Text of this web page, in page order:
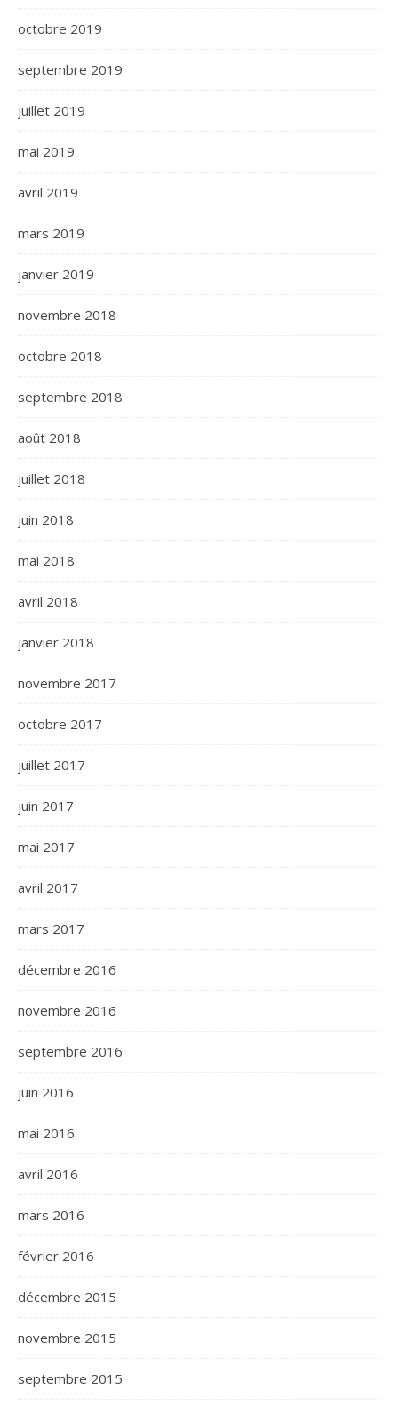
octobre 2019
septembre 2019
juillet 2019
mai 2019
avril 2019
mars 2019
janvier 2019
novembre 2018
octobre 2018
septembre 2018
août 2018
juillet 2018
juin 2018
mai 2018
avril 2018
janvier 2018
novembre 2017
octobre 2017
juillet 2017
juin 2017
mai 2017
avril 2017
mars 2017
décembre 2016
novembre 2016
septembre 2016
juin 2016
mai 2016
avril 2016
mars 2016
février 2016
décembre 2015
novembre 2015
septembre 2015